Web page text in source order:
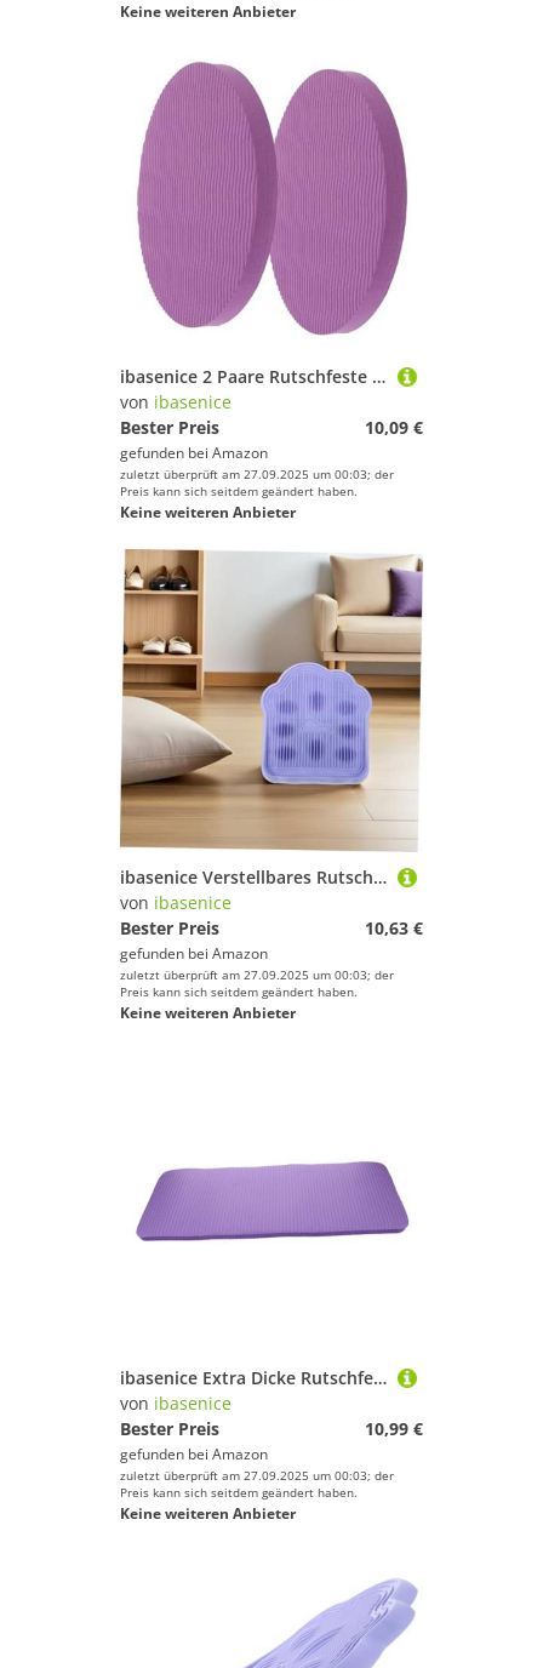
Keine weiteren Anbieter
ibasenice 2 Paare Rutschfeste Yoga Knieschoner aus dickem TPE Material elastische Polsterung für Gelenke und Ellbogen wiederverwendbare Fitness Knieschoner und Ellbogenschutzkissen für
von ibasenice
Bester Preis
10,09 €
gefunden bei Amazon
zuletzt überprüft am 27.09.2025 um 00:03; der
Preis kann sich seitdem geändert haben.
Keine weiteren Anbieter
ibasenice Verstellbares Rutschfestes Trainingsgerät Multifunktionales Balance Dehnungsboard für Waden Knöchel Beine Kompakt Faltbar Tragbar für Zuhause Yoga und Fitnessübungen
von ibasenice
Bester Preis
10,63 €
gefunden bei Amazon
zuletzt überprüft am 27.09.2025 um 00:03; der
Preis kann sich seitdem geändert haben.
Keine weiteren Anbieter
ibasenice Extra Dicke Rutschfeste Yoga-Kniematte Ergonomisches Hochdichtes Fitness-Pad für Yoga Planks Gelenkschonend Leicht und Tragbar für Damen und Herren
von ibasenice
Bester Preis
10,99 €
gefunden bei Amazon
zuletzt überprüft am 27.09.2025 um 00:03; der
Preis kann sich seitdem geändert haben.
Keine weiteren Anbieter